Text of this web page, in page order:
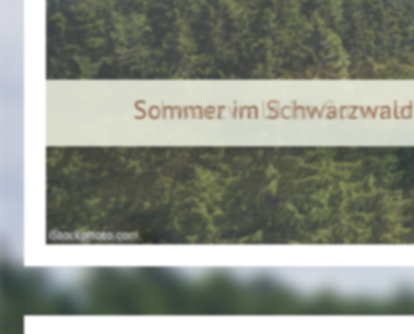
4ws-netdesign
Schwarzwald im Sommer